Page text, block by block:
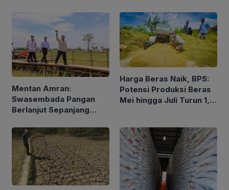
Holistik
Mentan Amran:
Swasembada Pangan
Berlanjut Sepanjang
Harga Beras Naik, BPS:
Potensi Produksi Beras
Mei hingga Juli Turun 1,16